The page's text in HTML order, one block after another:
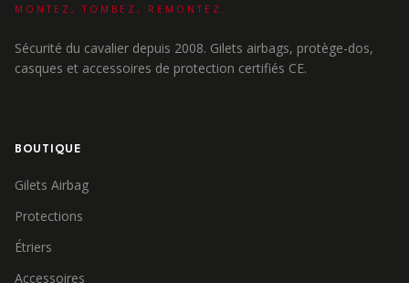
MONTEZ, TOMBEZ, REMONTEZ.
Sécurité du cavalier depuis 2008. Gilets airbags, protège-dos,
casques et accessoires de protection certifiés CE.
BOUTIQUE
Gilets Airbag
Protections
Étriers
Accessoires